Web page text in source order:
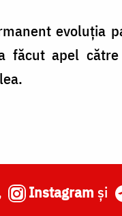
evoluția
făcut apel
Instagram și